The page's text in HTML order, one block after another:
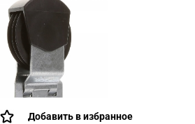
Добавить в избранное